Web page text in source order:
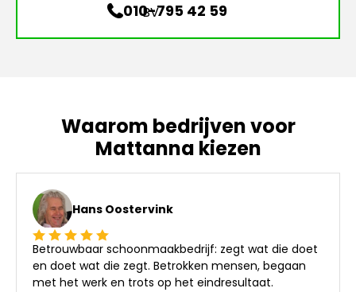
010-795 42 59
Waarom bedrijven voor
Mattanna kiezen
Hans Oostervink
Betrouwbaar schoonmaakbedrijf: zegt wat die doet
en doet wat die zegt. Betrokken mensen, begaan
met het werk en trots op het eindresultaat.